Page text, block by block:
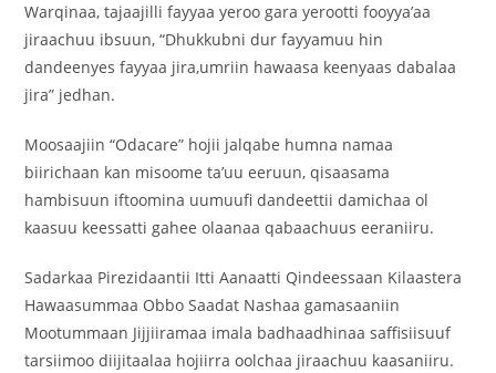
Warqinaa, tajaajilli fayyaa yeroo gara yerootti fooyya’aa
jiraachuu ibsuun, “Dhukkubni dur fayyamuu hin
dandeenyes fayyaa jira,umriin hawaasa keenyaas dabalaa
jira” jedhan.
Moosaajiin “Odacare” hojii jalqabe humna namaa
biirichaan kan misoome ta’uu eeruun, qisaasama
hambisuun iftoomina uumuufi dandeettii damichaa ol
kaasuu keessatti gahee olaanaa qabaachuus eeraniiru.
Sadarkaa Pirezidaantii Itti Aanaatti Qindeessaan Kilaastera
Hawaasummaa Obbo Saadat Nashaa gamasaaniin
Mootummaan Jijjiiramaa imala badhaadhinaa saffisiisuuf
tarsiimoo diijitaalaa hojiirra oolchaa jiraachuu kaasaniiru.